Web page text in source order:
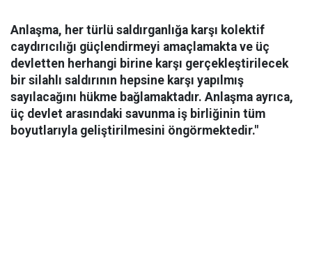
Anlaşma, her türlü saldırganlığa karşı kolektif
caydırıcılığı güçlendirmeyi amaçlamakta ve üç
devletten herhangi birine karşı gerçekleştirilecek
bir silahlı saldırının hepsine karşı yapılmış
sayılacağını hükme bağlamaktadır. Anlaşma ayrıca,
üç devlet arasındaki savunma iş birliğinin tüm
boyutlarıyla geliştirilmesini öngörmektedir."